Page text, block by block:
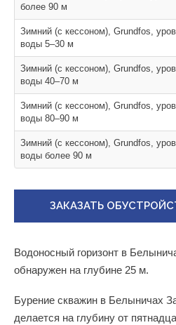
более 90 м
Зимний (с кессоном), Grundfos,
воды 5–30 м
Зимний (с кессоном), Grundfos,
воды 40–70 м
Зимний (с кессоном), Grundfos,
воды 80–90 м
Зимний (с кессоном), Grundfos,
воды более 90 м
ЗАКАЗАТЬ
Водоносный горизонт в
обнаружен на глубине 25 м.
Бурение скважин в Белыничах
делается на глубину от